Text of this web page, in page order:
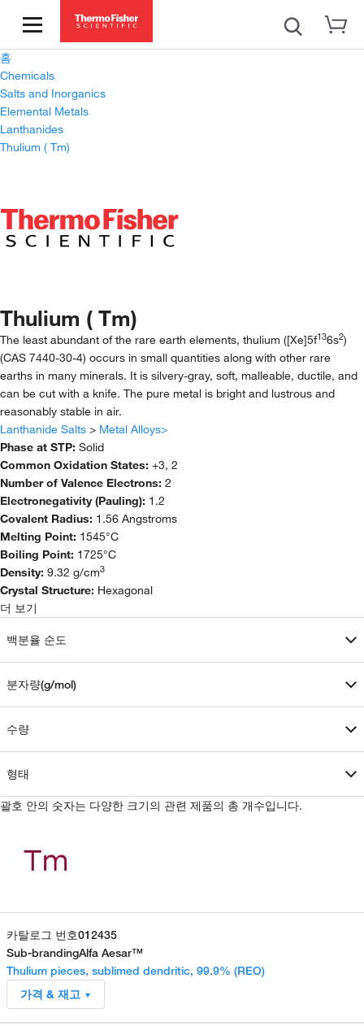
홈
Chemicals
Salts and Inorganics
Elemental Metals
Lanthanides
Thulium ( Tm)
Thulium ( Tm)
The least abundant of the rare earth elements, thulium ([Xe]5f136s2)
(CAS 7440-30-4) occurs in small quantities along with other rare
earths in many minerals. It is silvery-gray, soft, malleable, ductile, and
can be cut with a knife. The pure metal is bright and lustrous and
reasonably stable in air.
Lanthanide Salts > Metal Alloys>
Phase at STP: Solid
Common Oxidation States: +3, 2
Number of Valence Electrons: 2
Electronegativity (Pauling): 1.2
Covalent Radius: 1.56 Angstroms
Melting Point: 1545°C
Boiling Point: 1725°C
Density: 9.32 g/cm3
Crystal Structure: Hexagonal
더 보기
백분율 순도
분자량(g/mol)
수량
형태
괄호 안의 숫자는 다양한 크기의 관련 제품의 총 개수입니다.
카탈로그 번호012435
Sub-brandingAlfa Aesar™
Thulium pieces, sublimed dendritic, 99.9% (REO)
가격 & 재고